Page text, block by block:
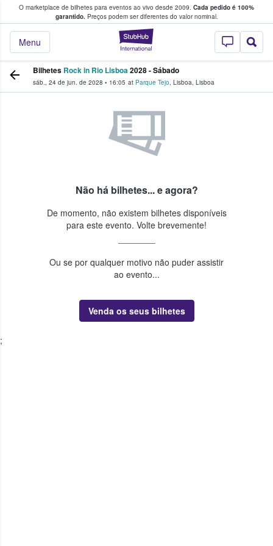
O marketplace de bilhetes para eventos ao vivo desde 2009. Cada pedido é 100%
garantido.Preços podem ser diferentes do valor nominal.
StubHub – onde
Menu
fãs compram e vendem bilhetes
Bilhetes Rock in Rio Lisboa2028 - Sábado
sáb., 24 de jun. de 2028 • 16:05 at Parque Tejo, Lisboa, Lisboa
Não há bilhetes... e agora?
De momento, não existem bilhetes disponíveis
para este evento. Volte brevemente!
Ou se por qualquer motivo não puder assistir
ao evento...
Venda os seus bilhetes
;